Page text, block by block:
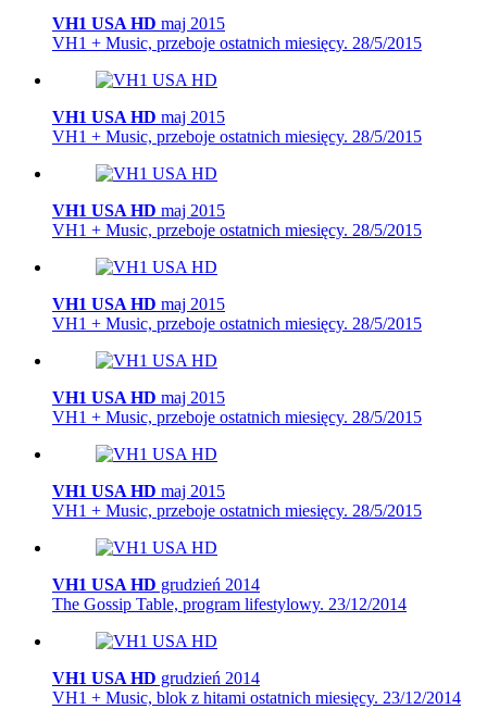
VH1 USA HD maj 2015
VH1 + Music, przeboje ostatnich miesięcy. 28/5/2015
VH1 USA HD maj 2015
VH1 + Music, przeboje ostatnich miesięcy. 28/5/2015
VH1 USA HD maj 2015
VH1 + Music, przeboje ostatnich miesięcy. 28/5/2015
VH1 USA HD maj 2015
VH1 + Music, przeboje ostatnich miesięcy. 28/5/2015
VH1 USA HD maj 2015
VH1 + Music, przeboje ostatnich miesięcy. 28/5/2015
VH1 USA HD maj 2015
VH1 + Music, przeboje ostatnich miesięcy. 28/5/2015
VH1 USA HD grudzień 2014
The Gossip Table, program lifestylowy. 23/12/2014
VH1 USA HD grudzień 2014
VH1 + Music, blok z hitami ostatnich miesięcy. 23/12/2014